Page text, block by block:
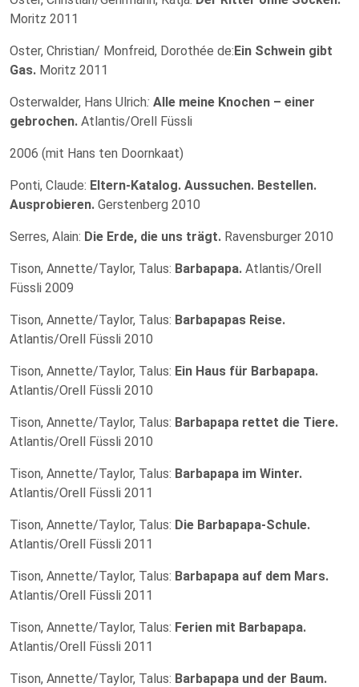
Moritz 2011
Oster, Christian/ Monfreid, Dorothée de:Ein Schwein gibt
Gas. Moritz 2011
Osterwalder, Hans Ulrich: Alle meine Knochen – einer
gebrochen. Atlantis/Orell Füssli
2006 (mit Hans ten Doornkaat)
Ponti, Claude: Eltern-Katalog. Aussuchen. Bestellen.
Ausprobieren. Gerstenberg 2010
Serres, Alain: Die Erde, die uns trägt. Ravensburger 2010
Tison, Annette/Taylor, Talus: Barbapapa. Atlantis/Orell
Füssli 2009
Tison, Annette/Taylor, Talus: Barbapapas Reise.
Atlantis/Orell Füssli 2010
Tison, Annette/Taylor, Talus: Ein Haus für Barbapapa.
Atlantis/Orell Füssli 2010
Tison, Annette/Taylor, Talus: Barbapapa rettet die Tiere.
Atlantis/Orell Füssli 2010
Tison, Annette/Taylor, Talus: Barbapapa im Winter.
Atlantis/Orell Füssli 2011
Tison, Annette/Taylor, Talus: Die Barbapapa-Schule.
Atlantis/Orell Füssli 2011
Tison, Annette/Taylor, Talus: Barbapapa auf dem Mars.
Atlantis/Orell Füssli 2011
Tison, Annette/Taylor, Talus: Ferien mit Barbapapa.
Atlantis/Orell Füssli 2011
Tison, Annette/Taylor, Talus: Barbapapa und der Baum.